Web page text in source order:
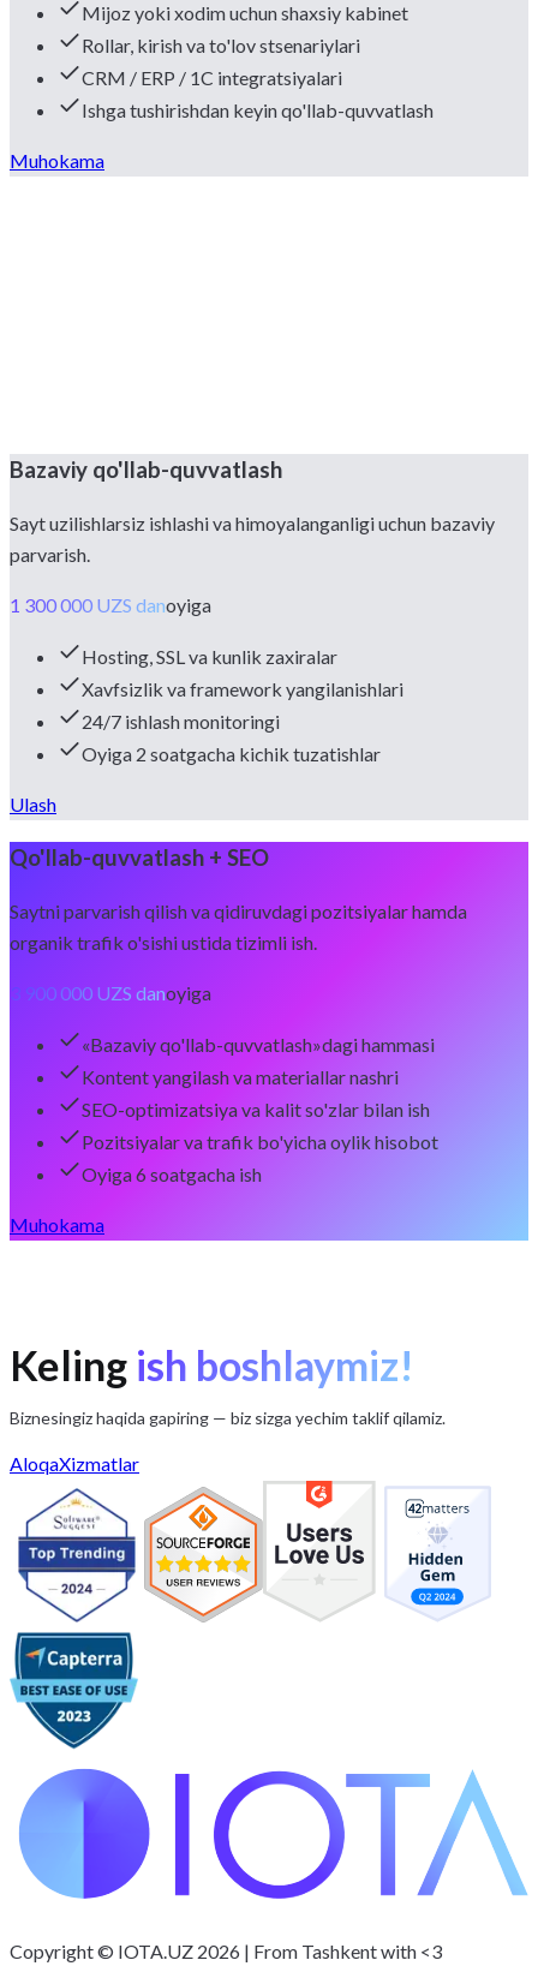
Mijoz yoki xodim uchun shaxsiy kabinet
Rollar, kirish va to'lov stsenariylari
CRM / ERP / 1C integratsiyalari
Ishga tushirishdan keyin qo'llab-quvvatlash
Muhokama
Bazaviy qo'llab-quvvatlash
Sayt uzilishlarsiz ishlashi va himoyalanganligi uchun bazaviy
parvarish.
1 300 000 UZS danoyiga
Hosting, SSL va kunlik zaxiralar
Xavfsizlik va framework yangilanishlari
24/7 ishlash monitoringi
Oyiga 2 soatgacha kichik tuzatishlar
Ulash
Qo'llab-quvvatlash + SEO
Saytni parvarish qilish va qidiruvdagi pozitsiyalar hamda
organik trafik o'sishi ustida tizimli ish.
3 900 000 UZS danoyiga
«Bazaviy qo'llab-quvvatlash»dagi hammasi
Kontent yangilash va materiallar nashri
SEO-optimizatsiya va kalit so'zlar bilan ish
Pozitsiyalar va trafik bo'yicha oylik hisobot
Oyiga 6 soatgacha ish
Muhokama
Keling ish boshlaymiz!
Biznesingiz haqida gapiring — biz sizga yechim taklif qilamiz.
AloqaXizmatlar
Copyright © IOTA.UZ 2026 | From Tashkent with <3